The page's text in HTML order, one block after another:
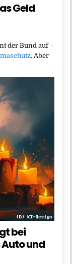
Geld
der Bund auf –
. Aber
bei
und